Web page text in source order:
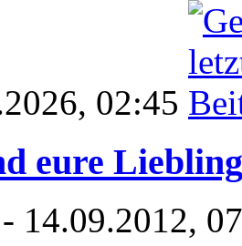
02:45
eure
- 14.09.2012,